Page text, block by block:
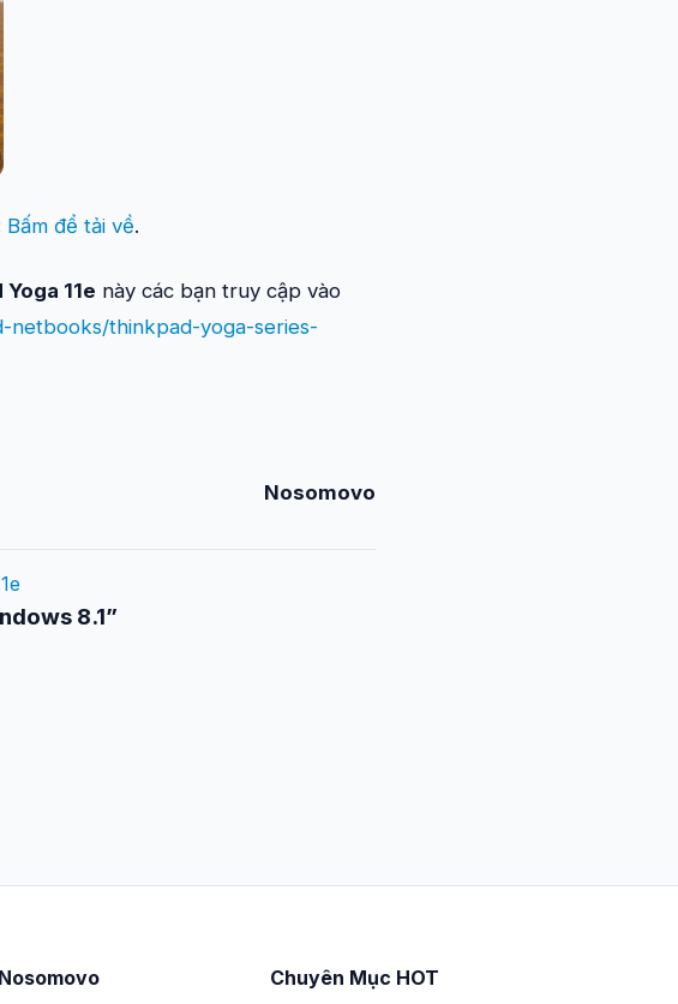
Bấm để tải về.
11e này các bạn truy cập vào
thinkpad-yoga-series-
Nosomovo
8.1”
Chuyên Mục HOT